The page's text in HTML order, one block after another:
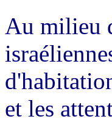
Au milieu
et les